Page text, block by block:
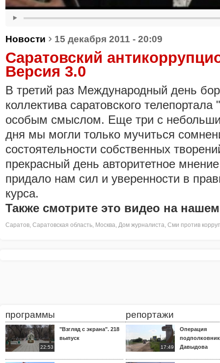
Новости › 15 декабря 2011 - 20:09
Саратовский
Версия 3.0
В третий раз Международный день
коллектива саратовского телепортала "
особым смыслом. Еще три с
дня мы могли только мучиться
состоятельности собственных
прекрасный день авторитетное
придало нам сил и уверенности в
курса.
Также смотрите это видео на
Саратов, Саратовская область, Москва, Дом журналиста, Сми против
программы
22:53
"Взгляд с экрана". 218
выпуск
репортажи
17:49
Операция
Давыдова